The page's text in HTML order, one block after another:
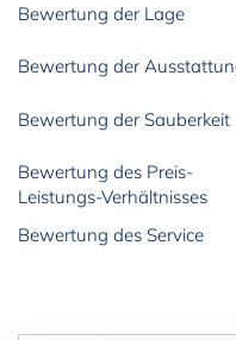
Bewertung der Lage
Bewertung der
Bewertung der Sauberkeit
Bewertung des Preis-
Leistungs-Verhältnisses
Bewertung des Service